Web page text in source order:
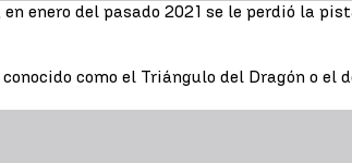
en enero del pasado 2021 se le perdió la
como el Triángulo del Dragón o el